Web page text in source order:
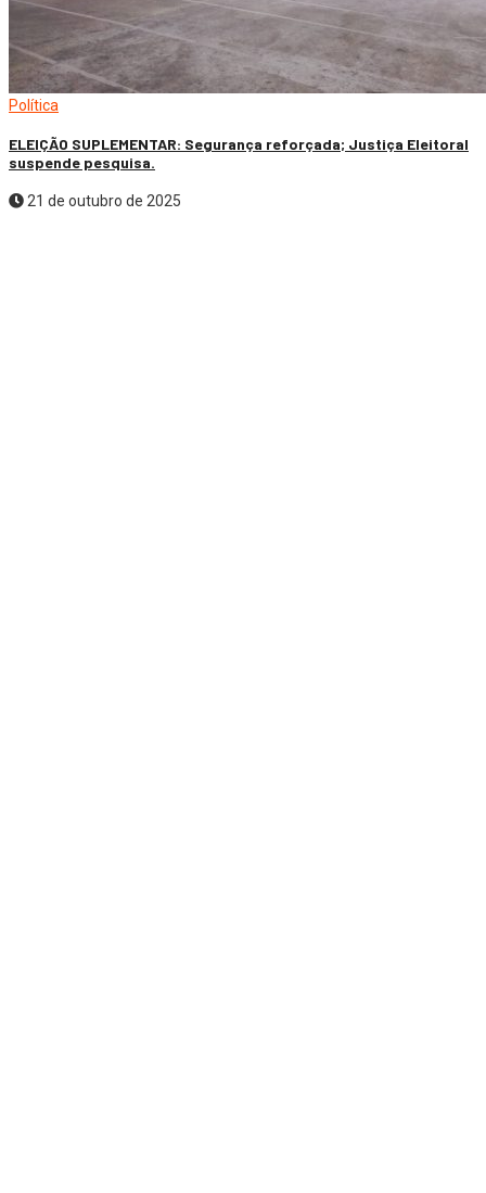
Política
ELEIÇÃO SUPLEMENTAR: Segurança reforçada; Justiça Eleitoral
suspende pesquisa.
21 de outubro de 2025